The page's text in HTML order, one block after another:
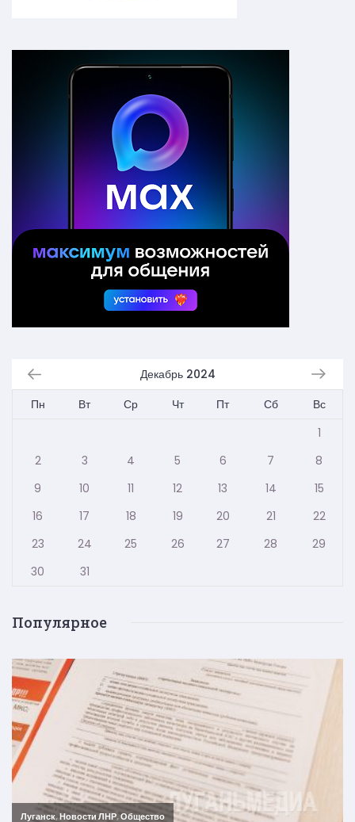
Декабрь 2024
Пн
Вт Ср Чт Пт Сб
Вс
1
2
3 4 5 6 7
8
9
10 11 12 13 14
15
16
17 18 19 20 21
22
23
24 25 26 27 28
29
30
31
Популярное